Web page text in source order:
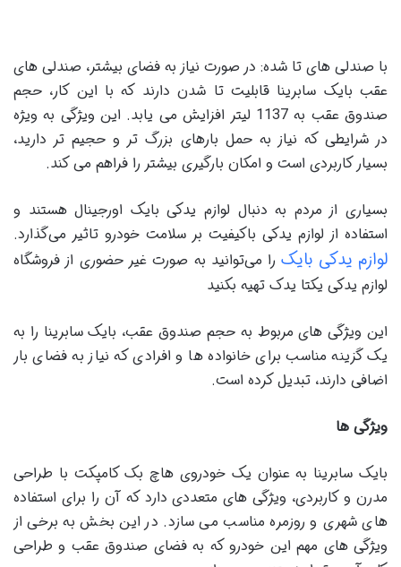
با صندلی های تا شده: در صورت نیاز به فضای بیشتر، صندلی های
عقب بایک سابرینا قابلیت تا شدن دارند که با این کار، حجم
صندوق عقب به 1137 لیتر افزایش می یابد. این ویژگی به ویژه
در شرایطی که نیاز به حمل بارهای بزرگ تر و حجیم تر دارید،
بسیار کاربردی است و امکان بارگیری بیشتر را فراهم می کند.
بسیاری از مردم به دنبال لوازم یدکی بایک اورجینال هستند و
استفاده از لوازم یدکی باکیفیت بر سلامت خودرو تاثیر می‌گذارد.
لوازم یدکی بایکرا می‌توانید به صورت غیر حضوری از فروشگاه
لوازم یدکی یکتا یدک تهیه بکنید
این ویژگی های مربوط به حجم صندوق عقب، بایک سابرینا را به
یک گزینه مناسب برای خانواده ها و افرادی که نیاز به فضای بار
اضافی دارند، تبدیل کرده است.
ویژگی ها
بایک سابرینا به عنوان یک خودروی هاچ بک کامپکت با طراحی
مدرن و کاربردی، ویژگی های متعددی دارد که آن را برای استفاده
های شهری و روزمره مناسب می سازد. در این بخش به برخی از
ویژگی های مهم این خودرو که به فضای صندوق عقب و طراحی